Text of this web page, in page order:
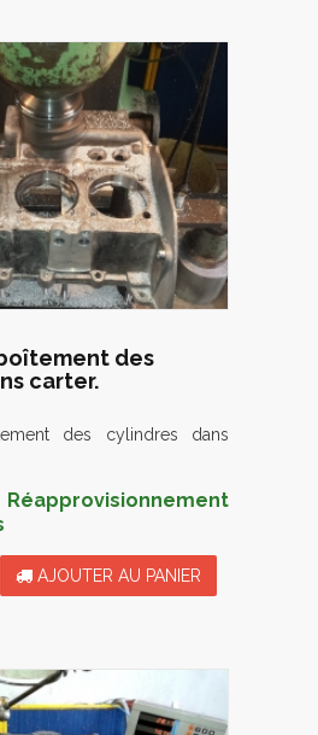
des
carter.
des cylindres dans
Réapprovisionnement
AJOUTER AU PANIER